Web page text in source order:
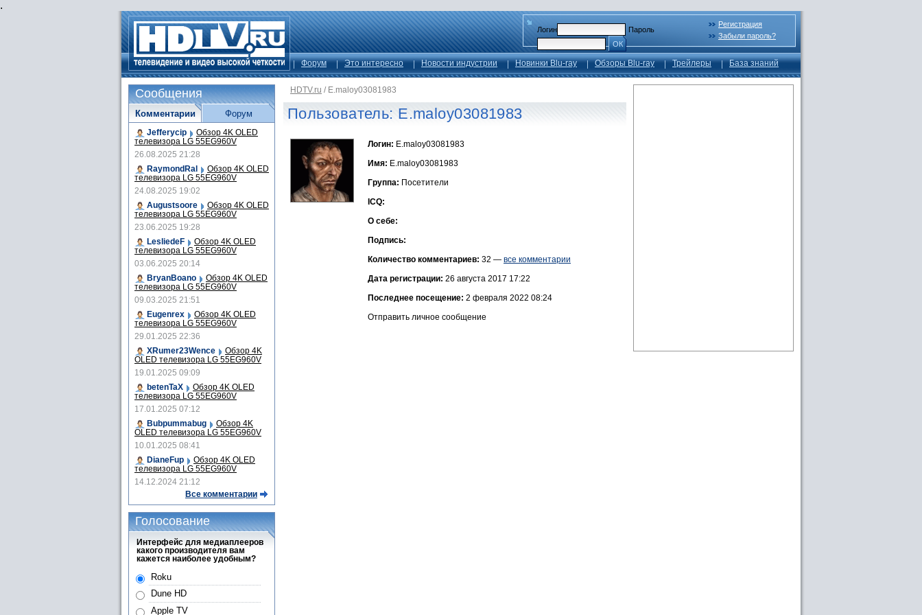
.
Логин
Пароль
ОК
Регистрация
Забыли пароль?
Форум Это интересно Новости индустрии Новинки Blu-ray Обзоры Blu-ray Трейлеры База знаний
HDTV.ru / E.maloy03081983
Пользователь: E.maloy03081983
Логин: E.maloy03081983
Имя: E.maloy03081983
Группа: Посетители
ICQ:
О себе:
Подпись:
Количество комментариев: 32 — все комментарии
Дата регистрации: 26 августа 2017 17:22
Последнее посещение: 2 февраля 2022 08:24
Отправить личное сообщение
Сообщения
Комментарии
Jefferycip Обзор 4K OLED
телевизора LG 55EG960V
26.08.2025 21:28
RaymondRal
Обзор 4K OLED
телевизора LG 55EG960V
24.08.2025 19:02
Augustsoore
Обзор 4K OLED
телевизора LG 55EG960V
23.06.2025 19:28
LesliedeF
Обзор 4K OLED
телевизора LG 55EG960V
03.06.2025 20:14
BryanBoano
Обзор 4K OLED
телевизора LG 55EG960V
09.03.2025 21:51
Eugenrex
Обзор 4K OLED
телевизора LG 55EG960V
29.01.2025 22:36
XRumer23Wence
Обзор 4K
OLED телевизора LG 55EG960V
19.01.2025 09:09
betenTaX
Обзор 4K OLED
телевизора LG 55EG960V
17.01.2025 07:12
Bubpummabug
Обзор 4K
OLED телевизора LG 55EG960V
10.01.2025 08:41
DianeFup
Обзор 4K OLED
телевизора LG 55EG960V
14.12.2024 21:12
Все комментарии
Форум
Голосование
Интерфейс для медиаплееров
какого производителя вам
кажется наиболее удобным?
Roku
Dune HD
Apple TV